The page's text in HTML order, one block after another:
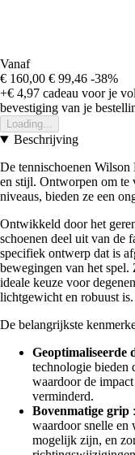
Vanaf
€ 160,00 € 99,46 -38%
+€ 4,97 cadeau voor je
bevestiging van je
Loading...
Beschrijving
De tennischoenen Wilson
en stijl. Ontworpen om te
niveaus, bieden ze een
Ontwikkeld door het
schoenen deel uit van de
specifiek ontwerp dat is
bewegingen van het
ideale keuze voor
lichtgewicht en robuust is.
De belangrijkste
Geoptimaliseerde
technologie bieden
waardoor de
verminderd.
Bovenmatige grip
waardoor snelle en
mogelijk zijn, en